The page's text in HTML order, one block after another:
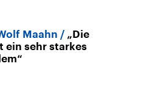
Maahn
„Die
ein sehr starkes